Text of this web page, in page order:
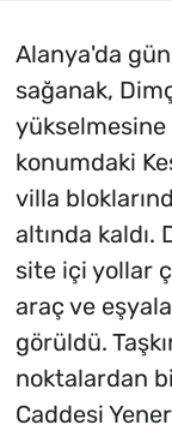
Alanya'da
sağanak,
yükselmesine
konumdaki
villa
altında
site içi yollar
araç ve
görüldü.
noktalardan
Caddesi